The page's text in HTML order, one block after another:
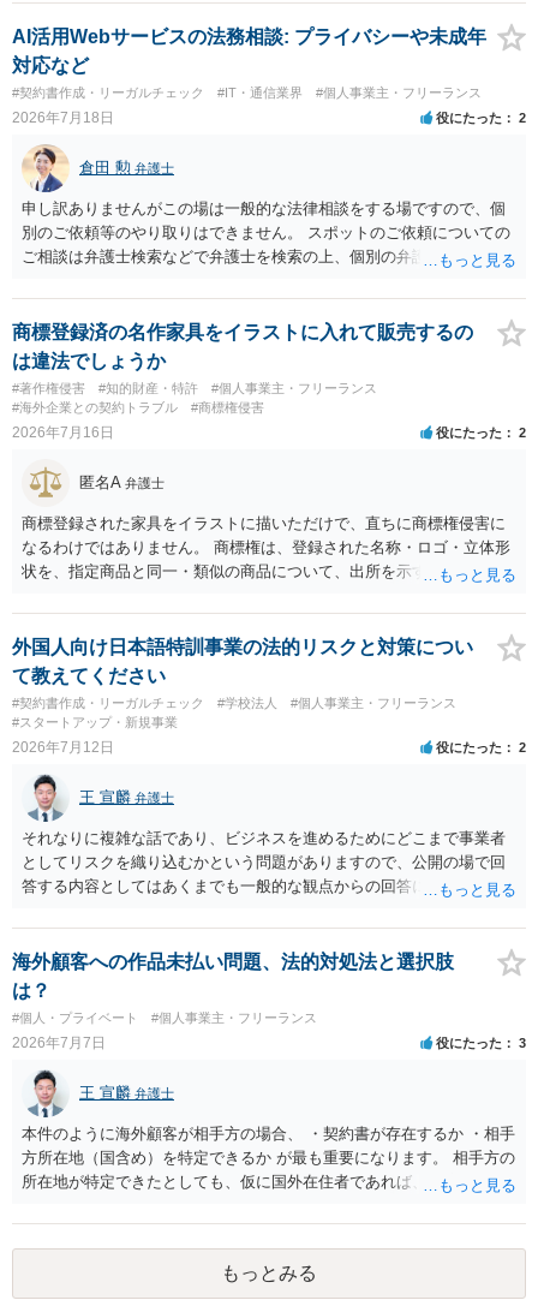
も、為替取引に該当し得る場合であっても、いわゆる収納代行とし
て、資金移動業の規制の対象外となる余地があります。 この点につい
ては、単に「利用者から資金を受け取り、寄付団体に送金する」とい
う資金の流れだけで判断することはできず、アプリの仕組みが利用者
と寄付団体をつなぐプラットフォームとしてどのように位置付けられ
るのか、利用者からの支払がどのような性質のものなのか、寄付の意
思決定や寄付のタイミングがどのように設定されているのかなど、具
体的なサービスの座組を踏まえて検討する必要があります。 そのた
め、現在検討されているアプリについて、資金移動業に該当する可能
性があるか、また、該当する場合にどのようなサービス設計にすれば
資金移動業に該当しない形（収納代行など）で運用できるかについて
は、具体的なサービスの仕組みを確認した上で、個別に弁護士へご相
談いただくことをお勧めいたします。
AI活用Webサービスの法務相談: プライバシーや未成年
対応など
#契約書作成・リーガルチェック #IT・通信業界 #個人事業主・フリーランス
2026年7月18日 役にたった 2
倉田 勲 弁護士
申し訳ありませんがこの場は一般的な法律相談をする場ですので、個
別のご依頼等のやり取りはできません。 スポットのご依頼についての
ご相談は弁護士検索などで弁護士を検索の上、個別の弁護士にご連絡
商標登録済の名作家具をイラストに入れて販売するの
は違法でしょうか
#著作権侵害 #知的財産・特許
#個人事業主・フリーランス
#海外企業との契約トラブル
#商標権侵害
2026年7月16日 役にたった 2
匿名A 弁護士
商標登録された家具をイラストに描いただけで、直ちに商標権侵害に
なるわけではありません。 商標権は、登録された名称・ロゴ・立体形
状を、指定商品と同一・類似の商品について、出所を示す表示として
て描くにとどまる場合は、通常、商標権侵害にはなりにくいと考えら
れます。 ただし、家具名や特徴的な形状を商品名・広告に大きく表示
し、公式商品やライセンス商品と誤認させる販売方法であれば、商標
権や不正競争防止法上の問題が生じ得ます。家具のデザインに著作権
が認められる場合は、著作権も別途問題となります。 無料のSNS投稿
やプレゼントでも、著作権侵害は成立し得ます。商標権については、
日本の商標権は原則として日本国内にのみ効力を持ちます。外国で販
売する場合は、販売国の商標・意匠等を確認する必要があります。 他
の作家の例は、許諾を得ている、権利が消滅している、侵害に当たら
ない、又は単に権利行使されていないなど、様々な可能性がありま
す。他人が販売していることだけでは、適法とは判断できません。
外国人向け日本語特訓事業の法的リスクと対策につい
て教えてください
#契約書作成・リーガルチェック #学校法人
#個人事業主・フリーランス
#スタートアップ・新規事業
2026年7月12日 役にたった 2
王 宣麟 弁護士
それなりに複雑な話であり、ビジネスを進めるためにどこまで事業者
としてリスクを織り込むかという問題がありますので、公開の場で回
答する内容としてはあくまでも一般的な観点からの回答になります
授業・言語コーチング」と明確に位置付け、サーフィンや農業体験、
工場見学等のアクティビティは、旅行商品ではなく授業に付随した無
償の交流・学習機会として整理すること。 ・宿泊・交通・レンタカー
等の契約主体および支払は常にクライアント本人と事業者の間で完結
させ、日本語講師は予約手続や支払の代理・媒介・取次・窓口を担わ
ないこと。 ・利用規約・免責条項では、①講師は旅行業者ではなく運
送・宿泊等のサービス提供者とは独立した立場であること、②参加者
の移動・アクティビティ参加は自己の判断と責任によること、③講師
の故意・重大な過失を除く範囲で事故等についての責任を限定するこ
とを明示すること。 この辺りは意識して書類等を作成された方がよろ
しいかと思います。 公開の場で個別具体的な内容に従って回答するの
にも限界がありますので、資料などを持参の上、弁護士の相談される
ことをお勧めします。
海外顧客への作品未払い問題、法的対処法と選択肢
は？
#個人・プライベート #個人事業主・フリーランス
2026年7月7日 役にたった 3
王 宣麟 弁護士
本件のように海外顧客が相手方の場合、 ・契約書が存在するか ・相手
方所在地（国含め）を特定できるか が最も重要になります。 相手方の
所在地が特定できたとしても、仮に国外在住者であれば、当該国の弁
なければなりませんが、海外弁護士は一般的に、日本の弁護士よりも
タイムチャージが高く、費用倒れになる可能性も高いです。 公開の場
で詳細なご相談を聞くには限界がありますので、詳細は別途お問合せ
いただいた方がよいかと存じます。
もっとみる